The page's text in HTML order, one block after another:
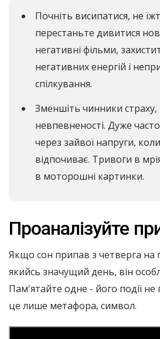
Почніть висипатися, не
перестаньте дивитися
негативні фільми,
негативних енергій і
спілкування.
Зменшіть чинники страху,
невпевненості. Дуже
через зайвої напруги,
відпочиває. Тривоги в
в моторошні картинки.
Проаналізуйте
Якщо сон припав з четверга на
якийсь значущий день, він
Пам'ятайте одне - його події не
це лише метафора, символ.